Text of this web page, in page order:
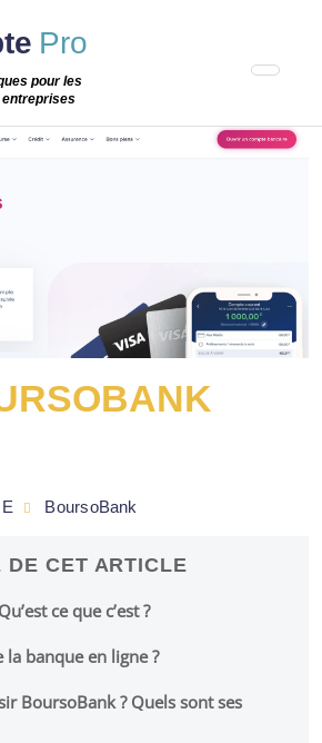
Pro
pour les
BoursoBank
DE CET ARTICLE
ce que c’est ?
la banque en ligne ?
BoursoBank ? Quels sont ses